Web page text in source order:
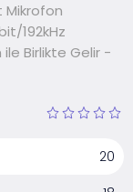
Mikrofon
192kHz
ile Birlikte Gelir -
20